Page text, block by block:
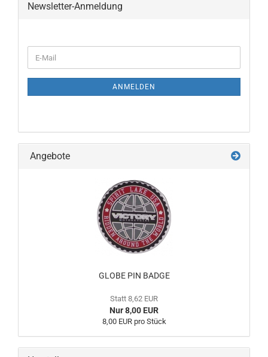
Newsletter-Anmeldung
ANMELDEN
Angebote
GLOBE PIN BADGE
Statt 8,62 EUR
Nur 8,00 EUR
8,00 EUR pro Stück